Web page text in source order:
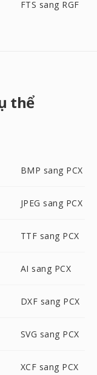
FTS sang RGF
thể
BMP sang PCX
JPEG sang PCX
TTF sang PCX
AI sang PCX
DXF sang PCX
SVG sang PCX
XCF sang PCX